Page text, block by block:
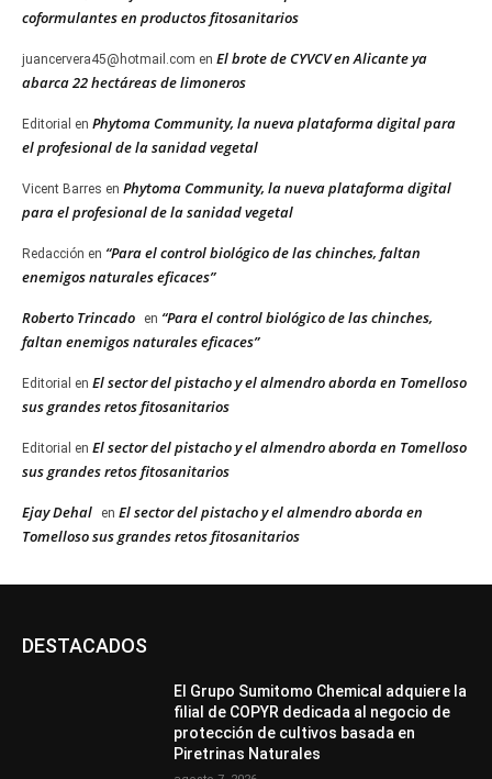
coformulantes en productos fitosanitarios
juancervera45@hotmail.com en El brote de CYVCV en Alicante ya
abarca 22 hectáreas de limoneros
Editorial en Phytoma Community, la nueva plataforma digital para
el profesional de la sanidad vegetal
Vicent Barres en Phytoma Community, la nueva plataforma digital
para el profesional de la sanidad vegetal
Redacción en “Para el control biológico de las chinches, faltan
enemigos naturales eficaces”
Roberto Trincado en “Para el control biológico de las chinches,
faltan enemigos naturales eficaces”
Editorial en El sector del pistacho y el almendro aborda en Tomelloso
sus grandes retos fitosanitarios
Editorial en El sector del pistacho y el almendro aborda en Tomelloso
sus grandes retos fitosanitarios
Ejay Dehal en El sector del pistacho y el almendro aborda en
Tomelloso sus grandes retos fitosanitarios
DESTACADOS
El Grupo Sumitomo Chemical adquiere la
filial de COPYR dedicada al negocio de
protección de cultivos basada en
Piretrinas Naturales